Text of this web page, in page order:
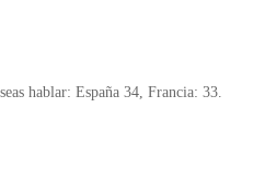
hablar: España 34, Francia: 33.